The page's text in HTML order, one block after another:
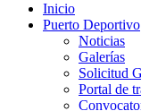
Inicio
Puerto Deportivo
Noticias
Galerías
Solicitud
Portal de